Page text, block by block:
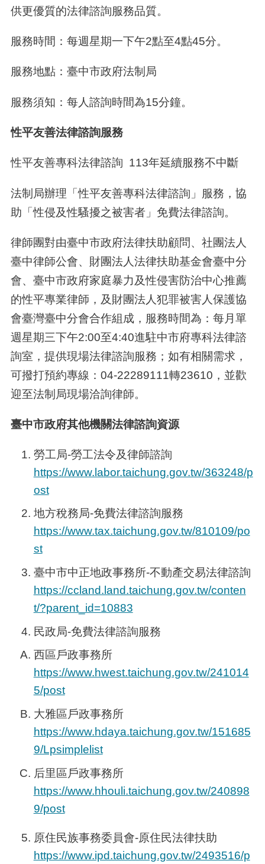
供更優質的法律諮詢服務品質。
服務時間：每週星期一下午2點至4點45分。
服務地點：臺中市政府法制局
服務須知：每人諮詢時間為15分鐘。
性平友善法律諮詢服務
性平友善專科法律諮詢 113年延續服務不中斷
法制局辦理「性平友善專科法律諮詢」服務，協
助「性侵及性騷擾之被害者」免費法律諮詢。
律師團對由臺中市政府法律扶助顧問、社團法人
臺中律師公會、財團法人法律扶助基金會臺中分
會、臺中市政府家庭暴力及性侵害防治中心推薦
的性平專業律師，及財團法人犯罪被害人保護協
會臺灣臺中分會合作組成，服務時間為：每月單
週星期三下午2:00至4:40進駐中市府專科法律諮
詢室，提供現場法律諮詢服務；如有相關需求，
可撥打預約專線：04-22289111轉23610，並歡
迎至法制局現場洽詢律師。
臺中市政府其他機關法律諮詢資源
勞工局-勞工法令及律師諮詢
https://www.labor.taichung.gov.tw/363248/p
ost
地方稅務局-免費法律諮詢服務
https://www.tax.taichung.gov.tw/810109/po
st
臺中市中正地政事務所-不動產交易法律諮詢
https://ccland.land.taichung.gov.tw/conten
t/?parent_id=10883
民政局-免費法律諮詢服務
西區戶政事務所
https://www.hwest.taichung.gov.tw/241014
5/post
大雅區戶政事務所
https://www.hdaya.taichung.gov.tw/151685
9/Lpsimplelist
后里區戶政事務所
https://www.hhouli.taichung.gov.tw/240898
9/post
原住民族事務委員會-原住民法律扶助
https://www.ipd.taichung.gov.tw/2493516/p